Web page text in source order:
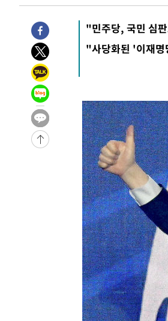
"민주당, 국민 심
"사당화된 '이재명